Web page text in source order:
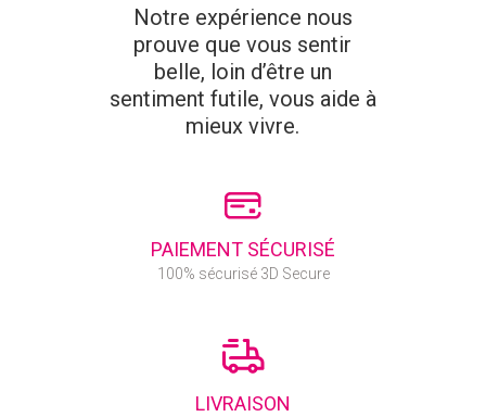
Notre expérience nous
prouve que vous sentir
belle, loin d’être un
sentiment futile, vous aide à
mieux vivre.
PAIEMENT SÉCURISÉ
100% sécurisé 3D Secure
LIVRAISON